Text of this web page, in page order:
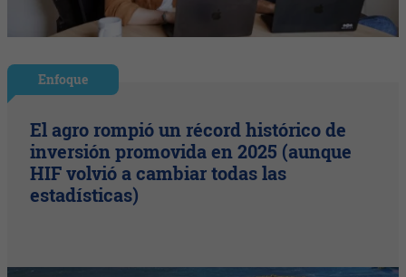
Enfoque
El agro rompió un récord histórico de
inversión promovida en 2025 (aunque
HIF volvió a cambiar todas las
estadísticas)